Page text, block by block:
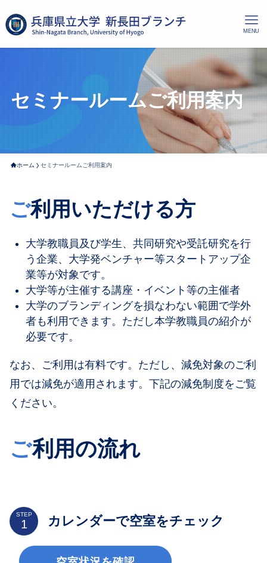
MENU
セミナールームご利用案内
ホーム セミナールームご利用案内
ご利用いただける方
大学教職員及び学生、共同研究や受託研究を行
う企業、大学発ベンチャー等スタートアップ企
業等が対象です。
大学等が主催する講座・イベント等の主催者
大学のブランディングを損なわない範囲で学外
者も利用できます。ただし本学教職員の紹介が
必要です。
なお、ご利用は有料です。ただし、減免対象のご利
用では減免が適用されます。下記の減免制度をご覧
ください。
ご利用の流れ
STEP カレンダーで空室をチェック